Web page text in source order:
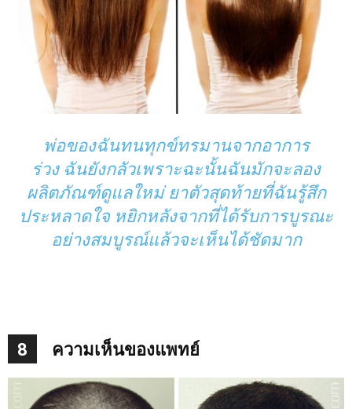
พ่อของฉันทนทุกข์ทรมานจากอาการ
ร่วง ฉันยังกลัวเพราะฉะนั้นฉันมักจะลอง
ผลิตภัณฑ์ดูแลใหม่ ยาตัวสุดท้ายที่ฉันรู้สึก
ประหลาดใจ หยิกหลังจากที่ได้รับการบูรณะ
อย่างสมบูรณ์แล้วจะเห็นได้ชัดมาก
8 ความเห็นของแพทย์